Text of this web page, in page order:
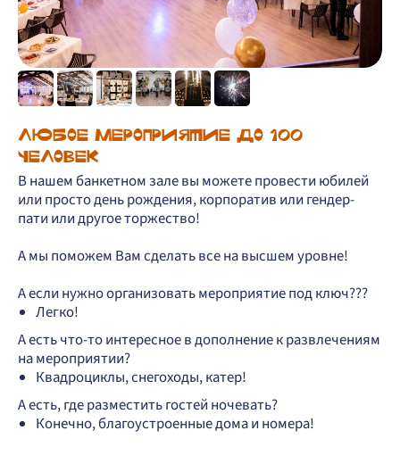
ЛЮБОЕ МЕРОПРИЯТИЕ ДО 100
ЧЕЛОВЕК
В нашем банкетном зале вы можете провести юбилей
или просто день рождения, корпоратив или гендер-
пати или другое торжество!
А мы поможем Вам сделать все на высшем уровне!
А если нужно организовать мероприятие под ключ???
Легко!
А есть что-то интересное в дополнение к развлечениям
на мероприятии?
Квадроциклы, снегоходы, катер!
А есть, где разместить гостей ночевать?
Конечно, благоустроенные дома и номера!